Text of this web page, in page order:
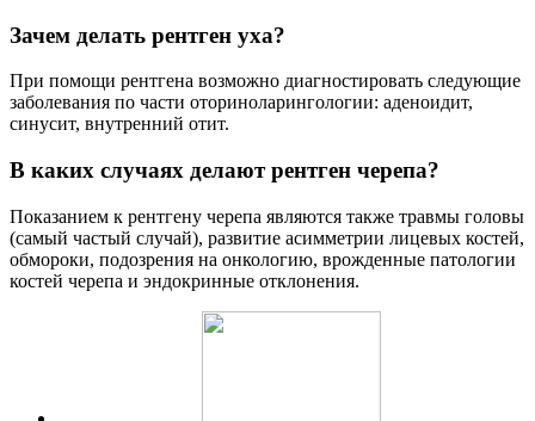
Зачем делать рентген уха?
При помощи рентгена возможно диагностировать следующие
заболевания по части оториноларингологии: аденоидит,
синусит, внутренний отит.
В каких случаях делают рентген черепа?
Показанием к рентгену черепа являются также травмы головы
(самый частый случай), развитие асимметрии лицевых костей,
обмороки, подозрения на онкологию, врожденные патологии
костей черепа и эндокринные отклонения.